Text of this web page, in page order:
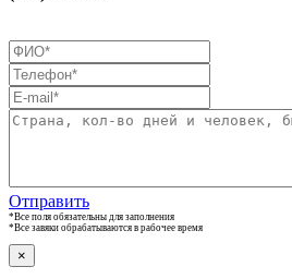
Отправить
*Все поля обязательны для заполнения
*Все завяки обрабатываются в рабочее время
×